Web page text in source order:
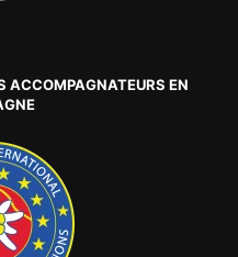
ACCOMPAGNATEURS EN